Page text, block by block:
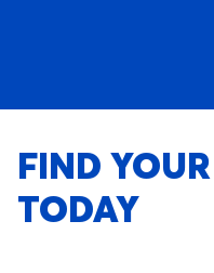
FIND
TODAY